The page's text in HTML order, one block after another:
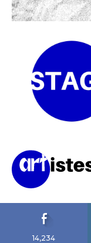
14,234